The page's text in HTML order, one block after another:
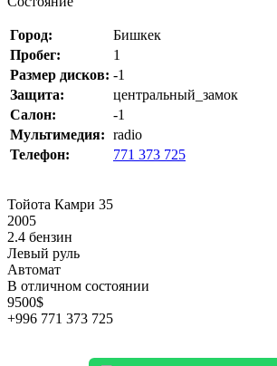
Город:
Бишкек
Пробег:
1
Размер дисков: -1
Защита:
центральный_замок
Салон:
-1
Мультимедия: radio
Телефон:
771 373 725
Тойота Камри 35
2005
2.4 бензин
Левый руль
Автомат
В отличном состоянии
9500$
+996 771 373 725